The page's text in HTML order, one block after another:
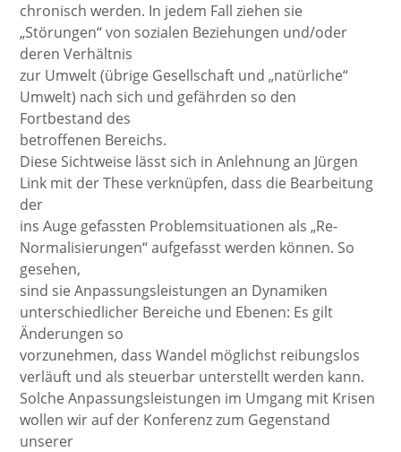
chronisch werden. In jedem Fall ziehen sie
„Störungen“ von sozialen Beziehungen und/oder
deren Verhältnis
zur Umwelt (übrige Gesellschaft und „natürliche“
Umwelt) nach sich und gefährden so den
Fortbestand des
betroffenen Bereichs.
Diese Sichtweise lässt sich in Anlehnung an Jürgen
Link mit der These verknüpfen, dass die Bearbeitung
der
ins Auge gefassten Problemsituationen als „Re-
Normalisierungen“ aufgefasst werden können. So
gesehen,
sind sie Anpassungsleistungen an Dynamiken
unterschiedlicher Bereiche und Ebenen: Es gilt
Änderungen so
vorzunehmen, dass Wandel möglichst reibungslos
verläuft und als steuerbar unterstellt werden kann.
Solche Anpassungsleistungen im Umgang mit Krisen
wollen wir auf der Konferenz zum Gegenstand
unserer